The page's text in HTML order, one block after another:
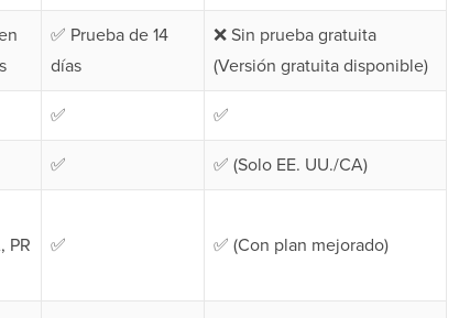
✅ Prueba de 14
días
❌ Sin prueba gratuita
(Versión gratuita disponible)
✅
✅
✅
✅ (Solo EE. UU./CA)
PR ✅ ✅ (Con plan mejorado)